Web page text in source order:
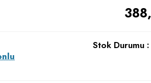
Stok Durumu :